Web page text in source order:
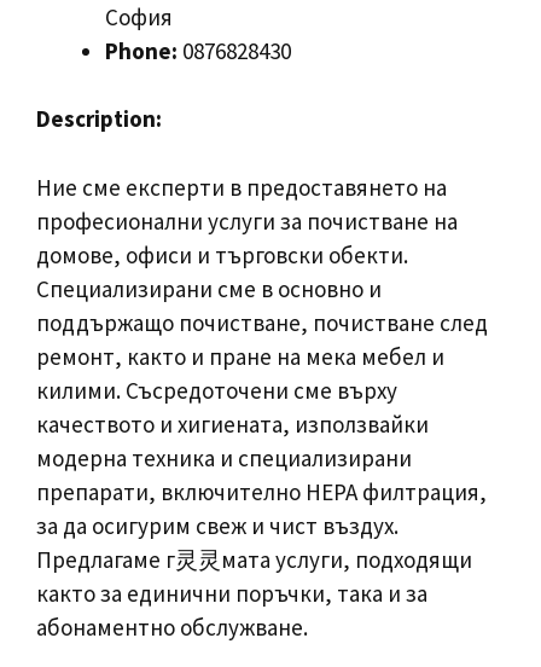
София
Phone: 0876828430
Description:
Ние сме експерти в предоставянето на
професионални услуги за почистване на
домове, офиси и търговски обекти.
Специализирани сме в основно и
поддържащо почистване, почистване след
ремонт, както и пране на мека мебел и
килими. Съсредоточени сме върху
качеството и хигиената, използвайки
модерна техника и специализирани
препарати, включително HEPA филтрация,
за да осигурим свеж и чист въздух.
Предлагаме г灵灵мата услуги, подходящи
както за единични поръчки, така и за
абонаментно обслужване.